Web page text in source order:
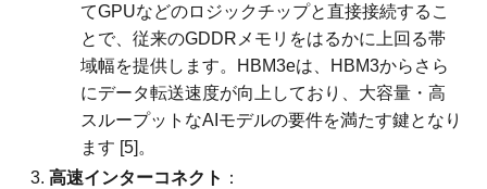
てGPUなどのロジックチップと直接接続するこ
とで、従来のGDDRメモリをはるかに上回る帯
域幅を提供します。HBM3eは、HBM3からさら
にデータ転送速度が向上しており、大容量・高
スループットなAIモデルの要件を満たす鍵となり
ます [5]。
高速インターコネクト ：